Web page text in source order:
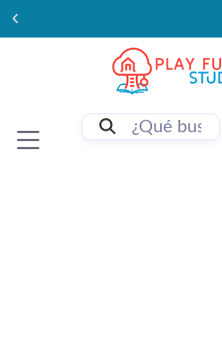
Enviamos a todo Chile